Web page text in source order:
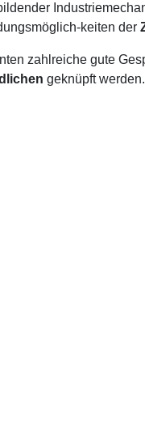
keiten der
zahlreiche gute
geknüpft werden.